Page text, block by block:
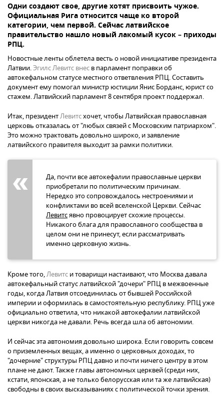
Одни создают свое, другие хотят присвоить чужое.
Официальная Рига относится чаще ко второй
категории, чем первой. Сейчас латвийское
правительство нашло новый лакомый кусок – приходы
РПЦ.
Новостные ленты облетела весть о новой инициативе президента
Латвии.Эгилс Левитс внес в парламент поправки об
автокефальном статусе местного ответвления РПЦ. Составить
документ ему помогал министр юстиции Янис Борданс, юрист со
стажем. Латвийский парламент 8 сентября проект поддержал.
Итак, президентЛевитсхочет, чтобы Латвийская православная
церковь отказалась от "любых связей с Московским патриархом".
Это можно трактовать довольно широко, и заявление
латвийского правителя выходит за рамки политики.
Да, почти все автокефалии православные церкви
приобретали по политическим причинам.
Нередко это сопровождалось нестроениями и
конфликтами во всей вселенской Церкви. Сейчас
Левитсявно провоцирует схожие процессы.
Никакого блага для православного сообщества в
целом они не принесут, если рассматривать
именно церковную жизнь.
Кроме того,Левитс и товарищи настаивают, что Москва давала
автокефальный статус латвийской "дочери" РПЦ в межвоенные
годы, когда Латвия отсоединилась от бывшей Российской
империи и оформилась в самостоятельную республику. РПЦ уже
официально ответила, что никакой автокефалии латвийской
церкви никогда не давали. Речь всегда шла об автономии.
И сейчас эта автономия довольно широка. Если говорить совсем
о приземленных вещах, а именно о церковных доходах, то
"дочерние" структуры РПЦ давно и почти ничего центру в этом
плане не дают. Также главы автономных церквей (среди них,
кстати, японская, а не только белорусская или та же латвийская)
свободны в своих высказываниях с политической точки зрения.